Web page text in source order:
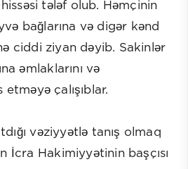
tələf olub. Həmçinin
bağlarına və digər kənd
ciddi ziyan dəyib. Sakinlər
əmlaklarını və
etməyə çalışıblar.
vəziyyətlə tanış olmaq
İcra Hakimiyyətinin başçısı